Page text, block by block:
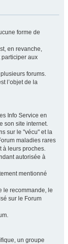
forme de
en revanche,
participer aux
forums.
l’objet de la
Info Service en
son site internet.
sur le "vécu" et la
maladies rares
à leurs proches.
autorisée à
mentionné
le recommande, le
sur le Forum
un groupe